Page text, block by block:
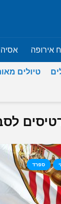
אירופה אסיה
טיולים
ספרד